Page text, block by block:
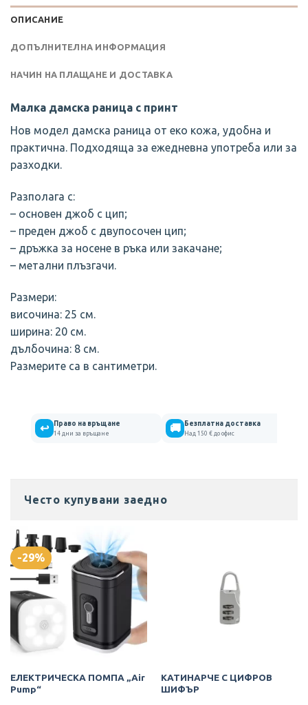
ОПИСАНИЕ
ДОПЪЛНИТЕЛНА ИНФОРМАЦИЯ
НАЧИН НА ПЛАЩАНЕ И ДОСТАВКА
Малка дамска раница с принт
Нов модел дамска раница от еко кожа, удобна и
практична. Подходяща за ежедневна употреба или за
разходки.
Разполага с:
– основен джоб с цип;
– преден джоб с двупосочен цип;
– дръжка за носене в ръка или закачане;
– метални плъзгачи.
Размери:
височина: 25 см.
ширина: 20 см.
дълбочина: 8 см.
Размерите са в сантиметри.
↩ Право на връщане
14 дни за връщане 🚚 Безплатна доставка
Над 150 € до офис
Често купувани заедно
-29%
ЕЛЕКТРИЧЕСКА ПОМПА „Air
Pump“
КАТИНАРЧЕ С ЦИФРОВ
ШИФЪР